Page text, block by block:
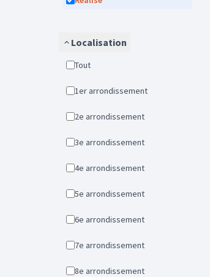
Localisation
Tout
1er arrondissement
2e arrondissement
3e arrondissement
4e arrondissement
5e arrondissement
6e arrondissement
7e arrondissement
8e arrondissement